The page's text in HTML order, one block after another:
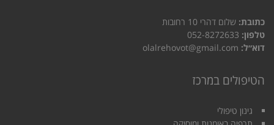
כתובת: שלום דהרי 10 רחובות
טלפון:
דוא״ל:
הטיפולים במרכז
גינון טיפולי